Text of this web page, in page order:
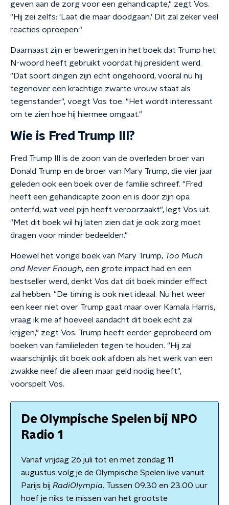
geven aan de zorg voor een gehandicapte," zegt Vos.
"Hij zei zelfs: 'Laat die maar doodgaan.' Dit zal zeker veel
reacties oproepen."
Daarnaast zijn er beweringen in het boek dat Trump het
N-woord heeft gebruikt voordat hij president werd.
"Dat soort dingen zijn echt ongehoord, vooral nu hij
tegenover een krachtige zwarte vrouw staat als
tegenstander", voegt Vos toe. "Het wordt interessant
om te zien hoe hij hiermee omgaat."
Wie is Fred Trump III?
Fred Trump III is de zoon van de overleden broer van
Donald Trump en de broer van Mary Trump, die vier jaar
geleden ook een boek over de familie schreef. "Fred
heeft een gehandicapte zoon en is door zijn opa
onterfd, wat veel pijn heeft veroorzaakt", legt Vos uit.
"Met dit boek wil hij laten zien dat je ook zorg moet
dragen voor minder bedeelden."
Hoewel het vorige boek van Mary Trump, Too Much
and Never Enough, een grote impact had en een
bestseller werd, denkt Vos dat dit boek minder effect
zal hebben. "De timing is ook niet ideaal. Nu het weer
een keer niet over Trump gaat maar over Kamala Harris,
vraag ik me af hoeveel aandacht dit boek echt zal
krijgen," zegt Vos. Trump heeft eerder geprobeerd om
boeken van familieleden tegen te houden. "Hij zal
waarschijnlijk dit boek ook afdoen als het werk van een
zwakke neef die alleen maar geld nodig heeft",
voorspelt Vos.
De Olympische Spelen bij NPO
Radio 1
Vanaf vrijdag 26 juli tot en met zondag 11
augustus volg je de Olympische Spelen live vanuit
Parijs bij RadiOlympia. Tussen 09.30 en 23.00 uur
hoef je niks te missen van het grootste